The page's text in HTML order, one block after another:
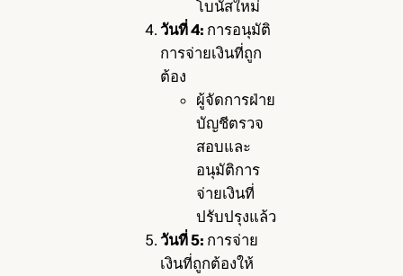
โบนัสใหม่
วันที่ 4: การอนุมัติ
การจ่ายเงินที่ถูก
ต้อง
ผู้จัดการฝ่าย
บัญชีตรวจ
สอบและ
อนุมัติการ
จ่ายเงินที่
ปรับปรุงแล้ว
วันที่ 5: การจ่าย
เงินที่ถูกต้องให้